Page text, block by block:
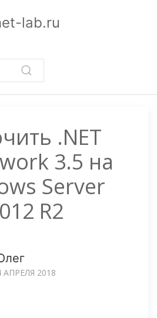
lab.ru
.NET
3.5 на
Server
R2
АПРЕЛЯ 2018